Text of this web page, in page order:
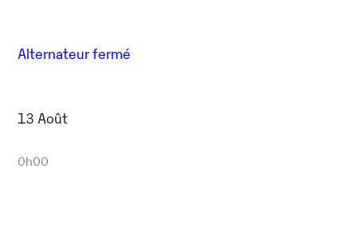
Alternateur fermé
13 Août
0h00